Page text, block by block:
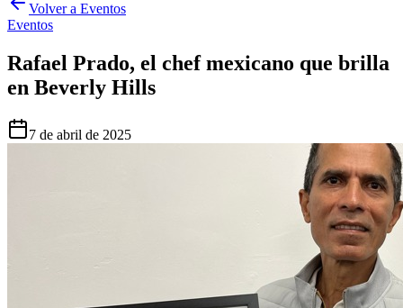
Volver a Eventos
Eventos
Rafael Prado, el chef mexicano que brilla
en Beverly Hills
7 de abril de 2025